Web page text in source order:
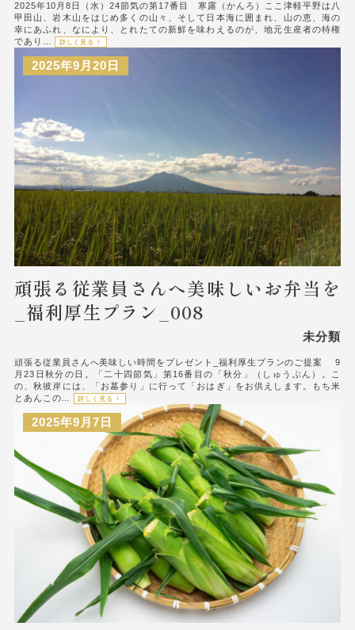
2025年10月8日（水）24節気の第17番目 寒露（かんろ）ここ津軽平野は八
甲田山、岩木山をはじめ多くの山々、そして日本海に囲まれ、山の恵、海の
幸にあふれ、なにより、とれたての新鮮を味わえるのが、地元生産者の特権
であり…
詳しく見る
2025年9月20日
頑張る従業員さんへ美味しいお弁当を
_福利厚生プラン_008
未分類
頑張る従業員さんへ美味しい時間をプレゼント_福利厚生プランのご提案 9
月23日秋分の日。「二十四節気」第16番目の「秋分」（しゅうぶん）。こ
の、秋彼岸には、「お墓参り」に行って「おはぎ」をお供えします。もち米
とあんこの…
詳しく見る
2025年9月7日